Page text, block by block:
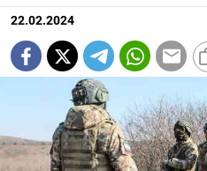
22.02.2024